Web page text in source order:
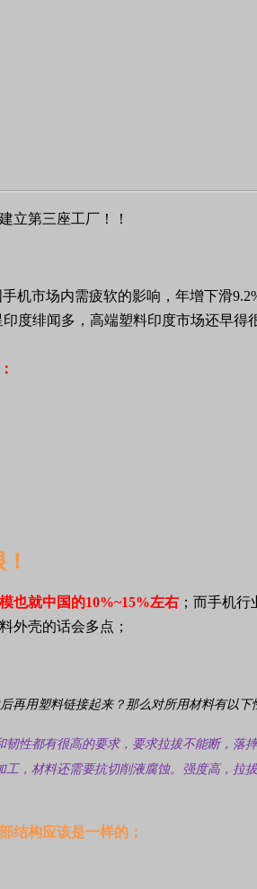
立第三座工厂！！
机市场内需疲软的影响，年增下滑
也就中国的10%~15%左右 ；而手机
外壳的话会多点；
再用塑料链接起来？ 那么对所用材料有以下
性都有很高的要求，要求拉拔不能断，落摔
，材料还需要抗切削液腐蚀。 强度高，拉
结构应该是一样的；